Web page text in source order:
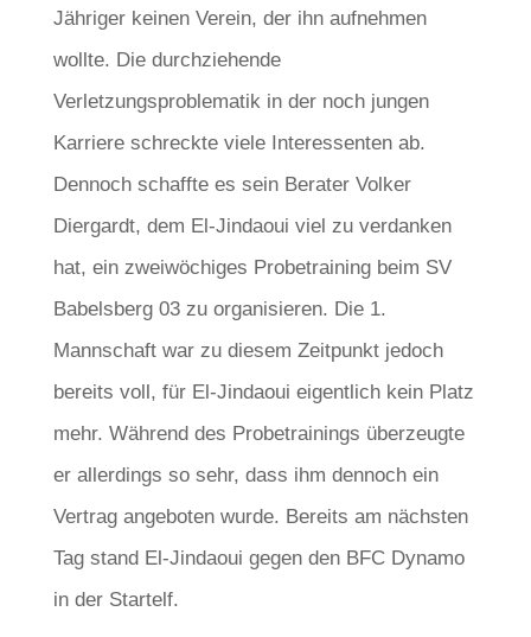
Jähriger keinen Verein, der ihn aufnehmen
wollte. Die durchziehende
Verletzungsproblematik in der noch jungen
Karriere schreckte viele Interessenten ab.
Dennoch schaffte es sein Berater Volker
Diergardt, dem El-Jindaoui viel zu verdanken
hat, ein zweiwöchiges Probetraining beim SV
Babelsberg 03 zu organisieren. Die 1.
Mannschaft war zu diesem Zeitpunkt jedoch
bereits voll, für El-Jindaoui eigentlich kein Platz
mehr. Während des Probetrainings überzeugte
er allerdings so sehr, dass ihm dennoch ein
Vertrag angeboten wurde. Bereits am nächsten
Tag stand El-Jindaoui gegen den BFC Dynamo
in der Startelf.